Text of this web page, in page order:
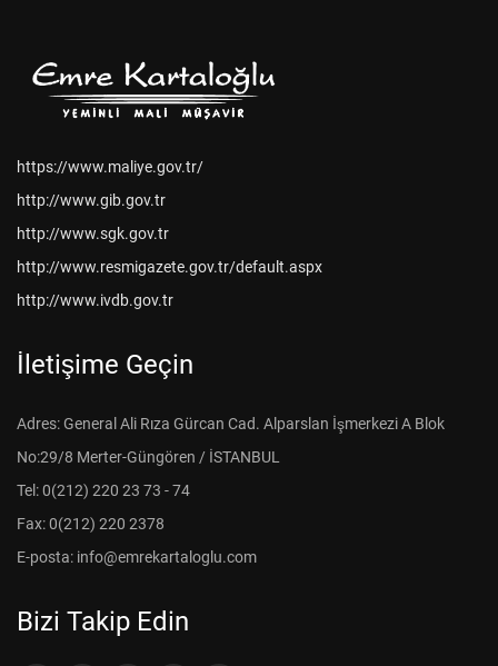
https://www.maliye.gov.tr/
http://www.gib.gov.tr
http://www.sgk.gov.tr
http://www.resmigazete.gov.tr/default.aspx
http://www.ivdb.gov.tr
İletişime Geçin
Adres: General Ali Rıza Gürcan Cad. Alparslan İşmerkezi A Blok
No:29/8 Merter-Güngören / İSTANBUL
Tel: 0(212) 220 23 73 - 74
Fax: 0(212) 220 2378
E-posta: info@emrekartaloglu.com
Bizi Takip Edin